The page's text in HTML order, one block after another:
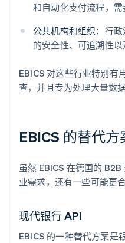
和自动化支付流程，需
公共机构和组织： 行政
的安全性、可追溯性以
EBICS 对这些行业特别有
查，并且专为处理大量数据
EBICS 的替代方
虽然 EBICS 在德国的
业需求，还有一些可能更
现代银行 API
EBICS 的一种替代方案是